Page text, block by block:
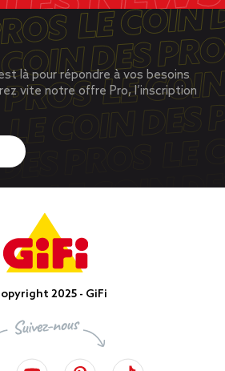
là pour répondre à vos besoins
vite notre offre Pro, l’inscription
2025 - GiFi